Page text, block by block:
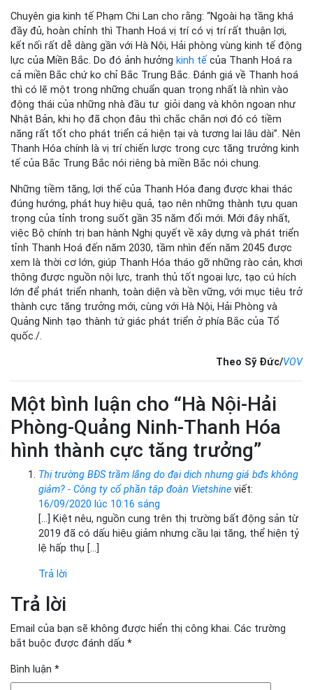
Chuyên gia kinh tế Phạm Chi Lan cho rằng: “Ngoài hạ tầng khá
đầy đủ, hoàn chỉnh thì Thanh Hoá vị trí có vị trí rất thuận lợi,
kết nối rất dễ dàng gần với Hà Nội, Hải phòng vùng kinh tế động
lực của Miền Bắc. Do đó ảnh hưởng kinh tế của Thanh Hoá ra
cả miền Bắc chứ ko chỉ Bắc Trung Bắc. Đánh giá về Thanh hoá
thì có lẽ một trong những chuẩn quan trọng nhất là nhìn vào
động thái của những nhà đầu tư giỏi dang và khôn ngoan như
Nhật Bản, khi họ đã chọn đâu thì chắc chắn nơi đó có tiềm
năng rất tốt cho phát triển cả hiện tại và tương lai lâu dài”. Nên
Thanh Hóa chính là vị trí chiến lược trong cực tăng trưởng kinh
tế của Bắc Trung Bắc nói riêng bà miền Bắc nói chung.
Những tiềm tăng, lợi thế của Thanh Hóa đang được khai thác
đúng hướng, phát huy hiệu quả, tạo nên những thành tựu quan
trọng của tỉnh trong suốt gần 35 năm đổi mới. Mới đây nhất,
việc Bộ chính trị ban hành Nghị quyết về xây dựng và phát triển
tỉnh Thanh Hoá đến năm 2030, tầm nhìn đến năm 2045 được
xem là thời cơ lớn, giúp Thanh Hóa tháo gỡ những rào cản, khơi
thông được nguồn nội lực, tranh thủ tốt ngoại lực, tạo cú hích
lớn để phát triển nhanh, toàn diện và bền vững, với mục tiêu trở
thành cực tăng trưởng mới, cùng với Hà Nội, Hải Phòng và
Quảng Ninh tạo thành tứ giác phát triển ở phía Bắc của Tổ
quốc./.
Theo Sỹ Đức/VOV
Một bình luận cho “Hà Nội-Hải
Phòng-Quảng Ninh-Thanh Hóa
hình thành cực tăng trưởng”
Thị trường BĐS trầm lắng do đại dịch nhưng giá bđs không
giảm? - Công ty cổ phần tập đoàn Vietshine viết:
16/09/2020 lúc 10:16 sáng
[…] Kiệt nêu, nguồn cung trên thị trường bất động sản từ
2019 đã có dấu hiệu giảm nhưng cầu lại tăng, thể hiện tỷ
lệ hấp thụ […]
Trả lời
Trả lời
Email của bạn sẽ không được hiển thị công khai. Các trường
bắt buộc được đánh dấu *
Bình luận *